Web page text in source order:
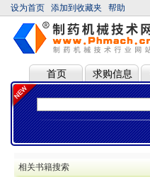
设为首页 添加到收藏夹 帮助
首页 求购信息
相关书籍搜索